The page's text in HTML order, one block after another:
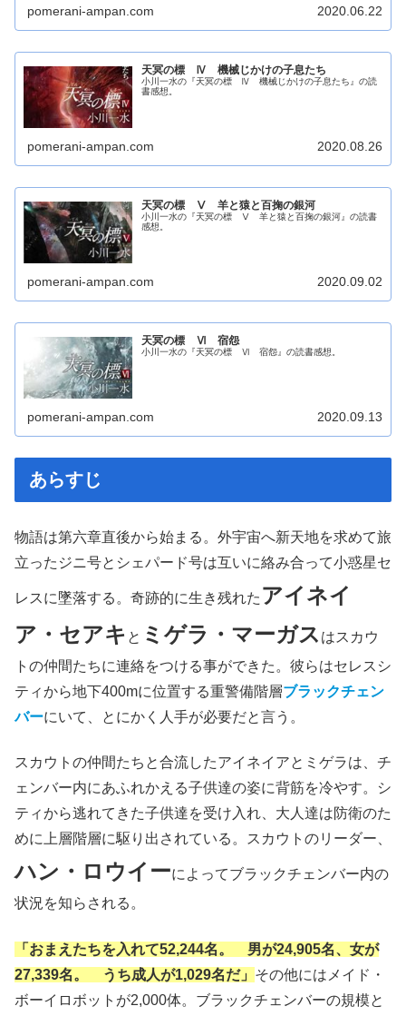
pomerani-ampan.com 2020.06.22
天冥の標 Ⅳ 機械じかけの子息たち
小川一水の『天冥の標 Ⅳ 機械じかけの子息たち』の読
書感想。
pomerani-ampan.com 2020.08.26
天冥の標 Ⅴ 羊と猿と百掬の銀河
小川一水の『天冥の標 Ⅴ 羊と猿と百掬の銀河』の読書
感想。
pomerani-ampan.com 2020.09.02
天冥の標 Ⅵ 宿怨
小川一水の『天冥の標 Ⅵ 宿怨』の読書感想。
pomerani-ampan.com 2020.09.13
あらすじ
物語は第六章直後から始まる。外宇宙へ新天地を求めて旅
立ったジニ号とシェパード号は互いに絡み合って小惑星セ
レスに墜落する。奇跡的に生き残れた アイネイ
ア・セアキ と ミゲラ・マーガス はスカウ
トの仲間たちに連絡をつける事ができた。彼らはセレスシ
ティから地下400mに位置する重警備階層ブラックチェン
バーにいて、とにかく人手が必要だと言う。
スカウトの仲間たちと合流したアイネイアとミゲラは、チ
ェンバー内にあふれかえる子供達の姿に背筋を冷やす。シ
ティから逃れてきた子供達を受け入れ、大人達は防衛のた
めに上層階層に駆り出されている。スカウトのリーダー、
ハン・ロウイーによってブラックチェンバー内の
状況を知らされる。
「おまえたちを入れて52,244名。 男が24,905名、女が
27,339名。 うち成人が1,029名だ」 その他にはメイド・
ボーイロボットが2,000体。ブラックチェンバーの規模と